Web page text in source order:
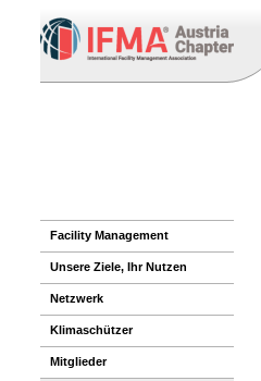
Facility Management
Unsere Ziele, Ihr Nutzen
Netzwerk
Klimaschützer
Mitglieder